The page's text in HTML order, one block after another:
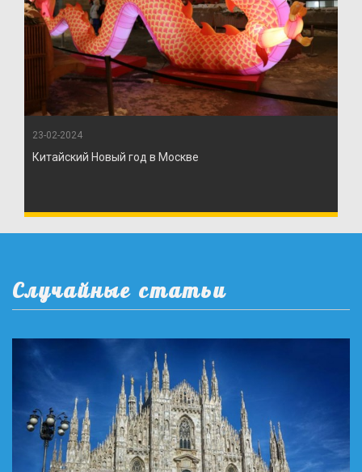
23-02-2024
Китайский Новый год в Москве
Случайные статьи